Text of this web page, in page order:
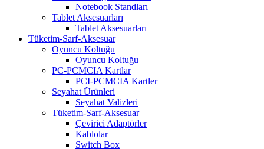
Notebook Standları
Tablet Aksesuarları
Tablet Aksesuarları
Tüketim-Sarf-Aksesuar
Oyuncu Koltuğu
Oyuncu Koltuğu
PC-PCMCIA Kartlar
PCI-PCMCIA Kartler
Seyahat Ürünleri
Seyahat Valizleri
Tüketim-Sarf-Aksesuar
Çevirici Adaptörler
Kablolar
Switch Box